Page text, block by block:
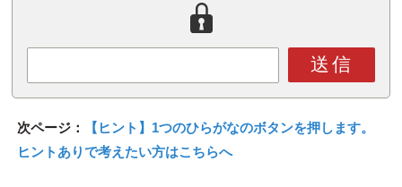
送信
次ページ：
【ヒント】1つのひらがなのボタンを押します。
ヒントありで考えたい方はこちらへ